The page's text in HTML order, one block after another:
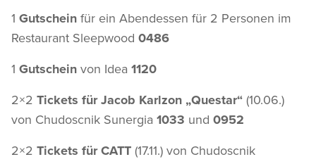
1 Gutschein für ein Abendessen für 2 Personen im
Restaurant Sleepwood 0486
1 Gutschein von Idea 1120
2×2 Tickets für Jacob Karlzon „Questar“ (10.06.)
von Chudoscnik Sunergia 1033 und 0952
2×2 Tickets für CATT (17.11.) von Chudoscnik